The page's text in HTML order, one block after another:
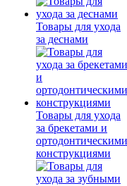
Товары для ухода
за деснами
Товары для ухода
за брекетами и
ортодонтическими
конструкциями